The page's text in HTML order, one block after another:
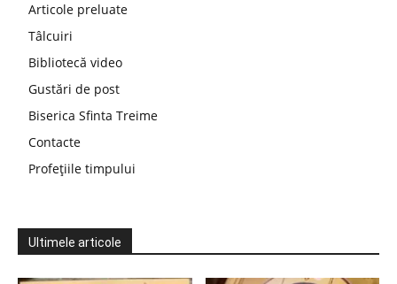
Articole preluate
Tâlcuiri
Bibliotecă video
Gustări de post
Biserica Sfinta Treime
Contacte
Profețiile timpului
Ultimele articole